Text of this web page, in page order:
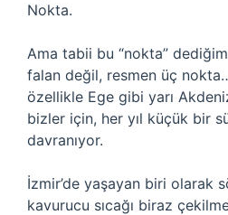
Nokta.
Ama tabii bu “nokta”
falan değil, resmen üç
özellikle Ege gibi yarı
bizler için, her yıl küçük bir
davranıyor.
İzmir’de yaşayan biri olarak
kavurucu sıcağı biraz